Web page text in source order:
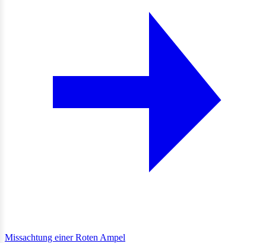
Missachtung einer Roten Ampel